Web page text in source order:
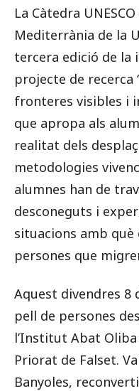
La Càtedra
Mediterrània de la
tercera edició de la
projecte de recerca
fronteres visibles i
que apropa als
realitat dels
metodologies
alumnes han de
desconeguts i
situacions amb
persones que
Aquest divendres 8
pell de persones
l’Institut Abat
Priorat de Falset.
Banyoles,